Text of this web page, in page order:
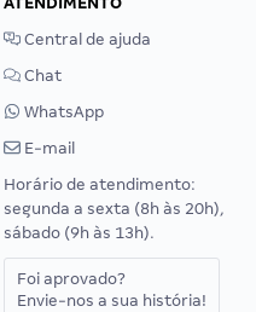
Central de ajuda
Chat
WhatsApp
E-mail
Horário de atendimento:
segunda a sexta (8h às 20h),
sábado (9h às 13h).
Foi aprovado?
Envie-nos a sua história!